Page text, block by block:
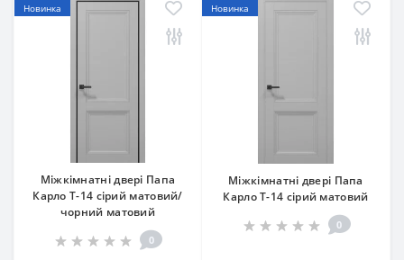
Новинка
Міжкімнатні двері Папа
Карло T-14 сірий матовий/
чорний матовий
0
Новинка
Міжкімнатні двері Папа
Карло T-14 сірий матовий
0